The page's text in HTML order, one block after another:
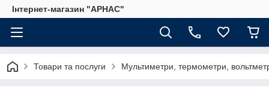
Інтернет-магазин "АРНАС"
Товари та послуги Мультиметри, термометри,